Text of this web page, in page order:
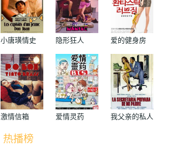
小唐璜情史 隐形狂人 爱的健身房
激情信箱 爱情灵药
我父亲的私人
热播榜